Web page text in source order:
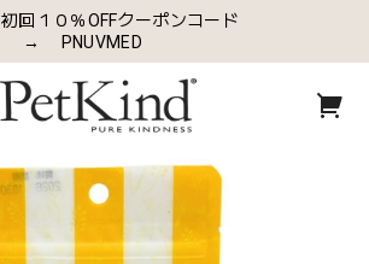
初回１０％OFFクーポンコード
→ PNUVMED